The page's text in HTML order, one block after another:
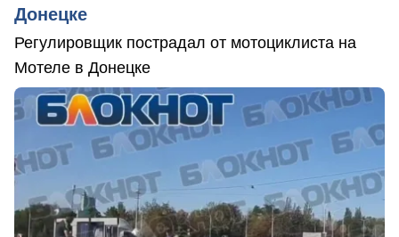
Донецке
Регулировщик пострадал от мотоциклиста на
Мотеле в Донецке